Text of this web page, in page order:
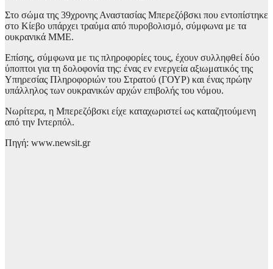
Στο σώμα της 39χρονης Αναστασίας Μπερεζόβσκι που εντοπίστηκε
στο Κίεβο υπάρχει τραύμα από πυροβολισμό, σύμφωνα με τα
ουκρανικά ΜΜΕ.
Επίσης, σύμφωνα με τις πληροφορίες τους, έχουν συλληφθεί δύο
ύποπτοι για τη δολοφονία της: ένας εν ενεργεία αξιωματικός της
Υπηρεσίας Πληροφοριών του Στρατού (ΓΟΥΡ) και ένας πρώην
υπάλληλος των ουκρανικών αρχών επιβολής του νόμου.
Νωρίτερα, η Μπερεζόβσκι είχε καταχωριστεί ως καταζητούμενη
από την Ιντερπόλ.
Πηγή: www.newsit.gr